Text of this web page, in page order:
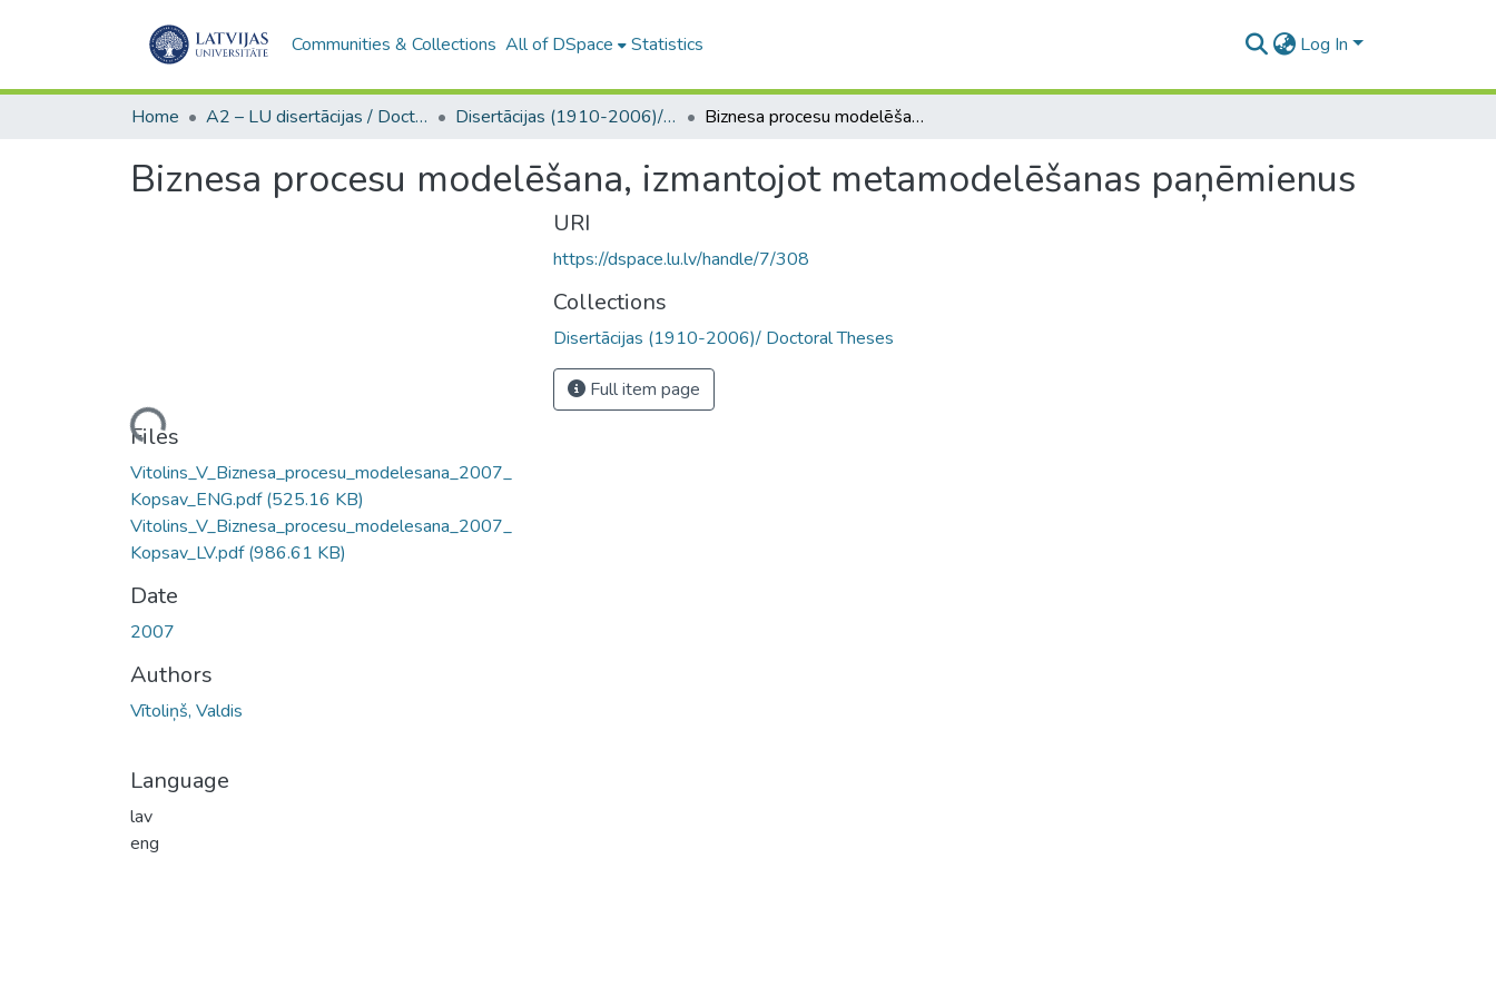
Communities & Collections All of DSpace Statistics Log In
Home A2 – LU disertācijas / Doctoral theses UL Disertācijas (1910-2006)/ Doctoral Theses Biznesa procesu modelēšana, izmantojot metamodelēšanas paņēmienus
Biznesa procesu modelēšana, izmantojot metamodelēšanas paņēmienus
Loading...
Files
Vitolins_V_Biznesa_procesu_modelesana_2007_
Kopsav_ENG.pdf(525.16 KB)
Vitolins_V_Biznesa_procesu_modelesana_2007_
Kopsav_LV.pdf(986.61 KB)
Date
2007
Authors
Vītoliņš, Valdis
Language
lav
eng
URI
https://dspace.lu.lv/handle/7/308
Collections
Disertācijas (1910-2006)/ Doctoral Theses
Full item page